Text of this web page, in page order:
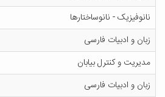
نانوفیزیک - نانوساختارها
زبان و ادبیات فارسی
مدیریت و کنترل بیابان
زبان و ادبیات فارسی